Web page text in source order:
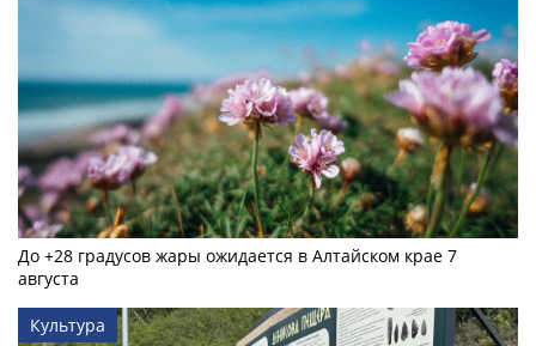
До +28 градусов жары ожидается в Алтайском крае 7
августа
Культура